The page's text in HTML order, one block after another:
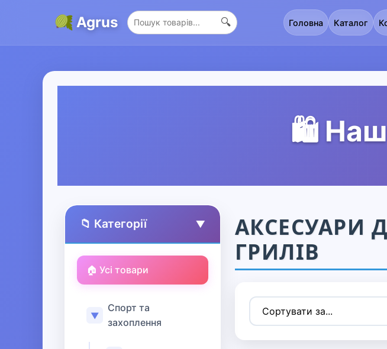
Agrus 🔍 Головна Каталог
🛍️ Наш
📁 Категорії ▲
🏠 Усі товари
▼
Спорт та
захоплення
АКСЕСУАРИ
ГРИЛІВ